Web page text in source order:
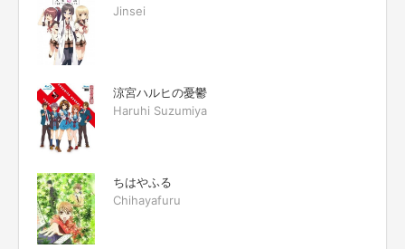
Jinsei
涼宮ハルヒの憂鬱
Haruhi Suzumiya
ちはやふる
Chihayafuru